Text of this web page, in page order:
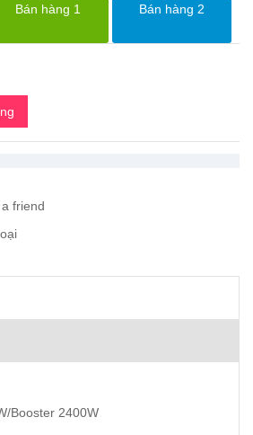
Bán hàng 1 Bán hàng 2
friend
Booster 2400W